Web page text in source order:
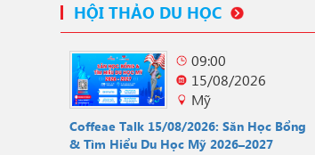
HỘI THẢO DU HỌC
09:00
15/08/2026
Mỹ
Coffeae Talk 15/08/2026: Săn Học Bổng
& Tìm Hiểu Du Học Mỹ 2026–2027